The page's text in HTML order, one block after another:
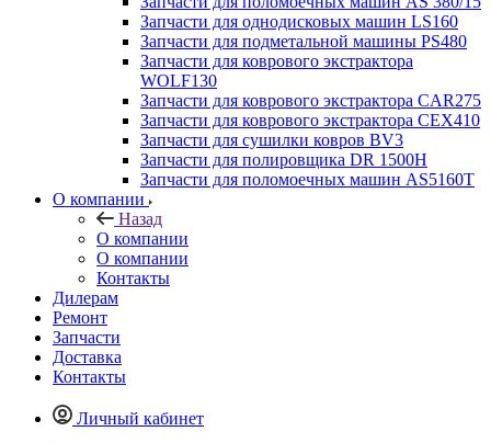
Запчасти для однодисковых машин LS160
Запчасти для подметальной машины PS480
Запчасти для коврового экстрактора
WOLF130
Запчасти для коврового экстрактора CAR275
Запчасти для коврового экстрактора CEX410
Запчасти для сушилки ковров BV3
Запчасти для полировщика DR 1500H
Запчасти для поломоечных машин AS5160T
О компании
Назад
О компании
О компании
Контакты
Дилерам
Ремонт
Запчасти
Доставка
Контакты
Личный кабинет